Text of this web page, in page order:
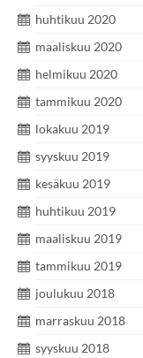
huhtikuu 2020
maaliskuu 2020
helmikuu 2020
tammikuu 2020
lokakuu 2019
syyskuu 2019
kesäkuu 2019
huhtikuu 2019
maaliskuu 2019
tammikuu 2019
joulukuu 2018
marraskuu 2018
syyskuu 2018